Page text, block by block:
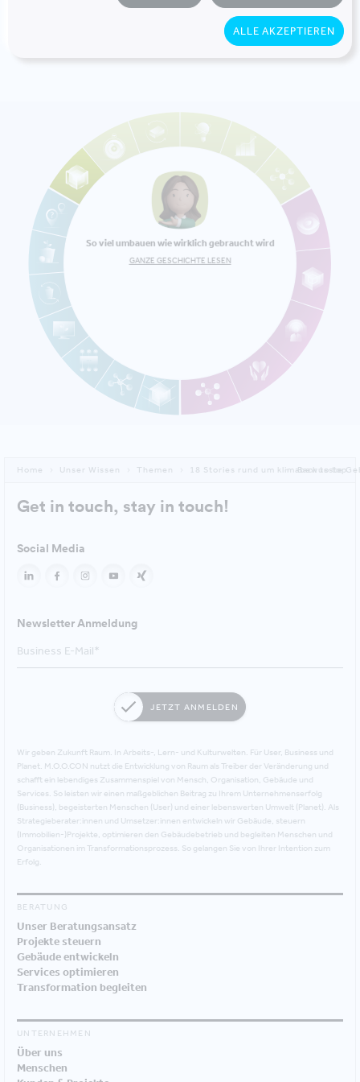
technischer Kreisläufe, schont die Umwelt und
eröffnet gleichzeitig Raum für richtig innovative
So viel umbauen wie wirklich gebraucht wird
GANZE GESCHICHTE LESEN
Home Unser Wissen Themen 18 Stories rund um klimabewusste
Back to top
Get in touch, stay in touch!
Social Media
Newsletter Anmeldung
JETZT ANMELDEN
Wir geben Zukunft Raum. In Arbeits-, Lern- und Kulturwelten. Für User, Business und
Planet. M.O.O.CON nutzt die Entwicklung von Raum als Treiber der Veränderung und
schafft ein lebendiges Zusammenspiel von Mensch, Organisation, Gebäude und
Services. So leisten wir einen maßgeblichen Beitrag zu Ihrem Unternehmenserfolg
(Business), begeisterten Menschen (User) und einer lebenswerten Umwelt (Planet). Als
Strategieberater:innen und Umsetzer:innen entwickeln wir Gebäude, steuern
(Immobilien-)Projekte, optimieren den Gebäudebetrieb und begleiten Menschen und
Organisationen im Transformationsprozess. So gelangen Sie von Ihrer Intention zum
Erfolg.
BERATUNG
Unser Beratungsansatz
Projekte steuern
Gebäude entwickeln
Services optimieren
Transformation begleiten
UNTERNEHMEN
Über uns
Menschen
ALLE AKZEPTIEREN